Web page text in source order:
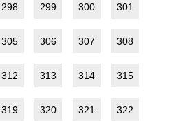
298 299 300 301
305 306 307 308
312 313 314 315
319 320 321 322